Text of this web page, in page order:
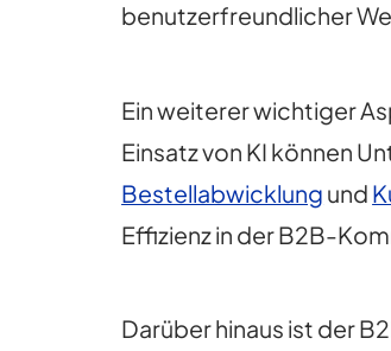
benutzerfreundlicher
Ein weiterer wichtiger
Einsatz von KI können
Bestellabwicklung und
Effizienz in der B2B-
Darüber hinaus ist der